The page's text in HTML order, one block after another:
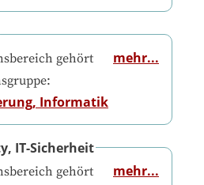
gehört
Informatik
mehr...
IT-Sicherheit
gehört
mehr...